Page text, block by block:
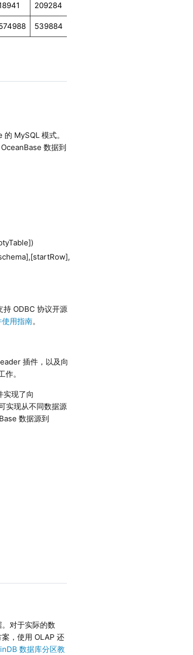
209284
539884
MySQL 模式。
数据到
ODBC 协议开源
使用指南。
插件，以及向
。
现了向
实现从不同数据源
数据源到
对于实际的数
，使用 OLAP 还
数据库分区教